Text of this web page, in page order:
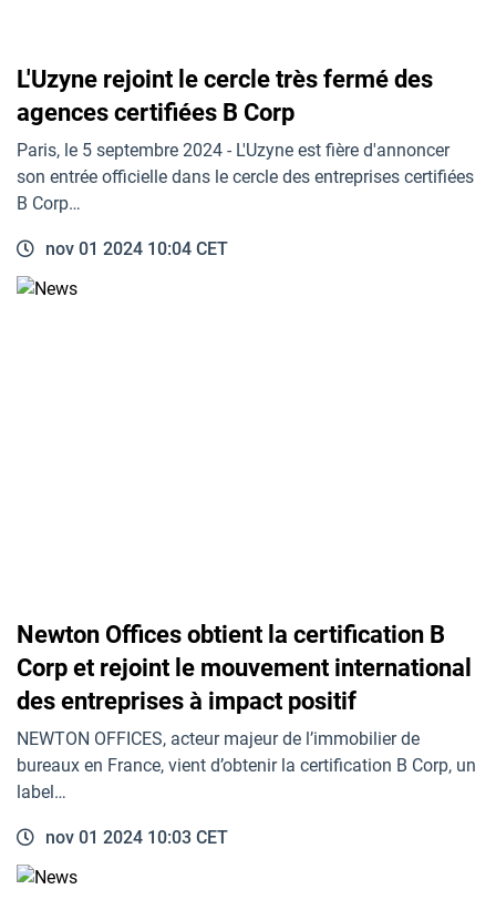
L'Uzyne rejoint le cercle très fermé des
agences certifiées B Corp
Paris, le 5 septembre 2024 - L'Uzyne est fière d'annoncer
son entrée officielle dans le cercle des entreprises certifiées
B Corp…
nov 01 2024 10:04 CET
Newton Offices obtient la certification B
Corp et rejoint le mouvement international
des entreprises à impact positif
NEWTON OFFICES, acteur majeur de l’immobilier de
bureaux en France, vient d’obtenir la certification B Corp, un
label…
nov 01 2024 10:03 CET